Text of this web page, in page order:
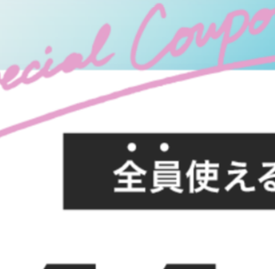
家具のレビューを書くと10%OFFク
ーポンプレゼント